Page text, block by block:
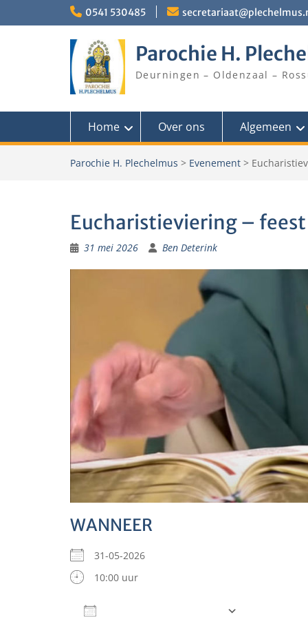
0541 530485
Parochie H.
Deurningen – Oldenzaal –
Home Over ons Algemeen
Parochie H. Plechelmus > Evenement >
Eucharistieviering –
31 mei 2026 Ben Deterink
WANNEER
31-05-2026
10:00 uur